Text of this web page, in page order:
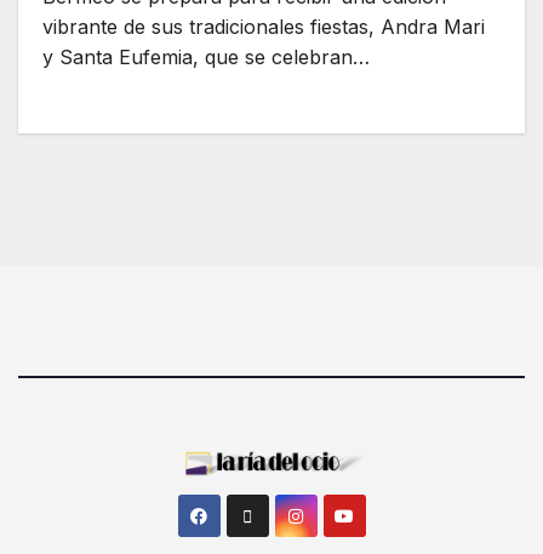
vibrante de sus tradicionales fiestas, Andra Mari
y Santa Eufemia, que se celebran…